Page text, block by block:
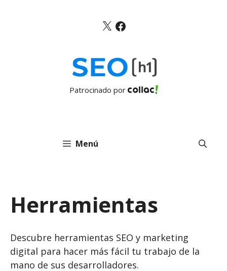
X Facebook
Patrocinado por
Menú
Herramientas
Descubre herramientas SEO y marketing
digital para hacer más fácil tu trabajo de la
mano de sus desarrolladores.